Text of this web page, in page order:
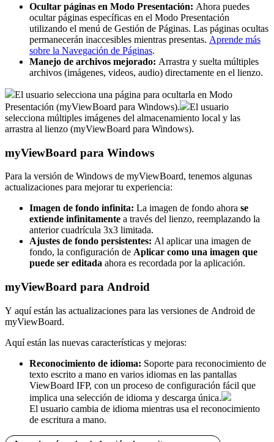
Ocultar páginas en Modo Presentación: Ahora puedes
ocultar páginas específicas en el Modo Presentación
utilizando el menú de Gestión de Páginas. Las páginas ocultas
permanecerán inaccesibles mientras presentas. Aprende más
sobre la Navegación de Páginas.
Manejo de archivos mejorado: Arrastra y suelta múltiples
archivos (imágenes, videos, audio) directamente en el lienzo.
El usuario selecciona una página para ocultarla en Modo
Presentación (myViewBoard para Windows).
El usuario
selecciona múltiples imágenes del almacenamiento local y las
arrastra al lienzo (myViewBoard para Windows).
myViewBoard para Windows
Para la versión de Windows de myViewBoard, tenemos algunas
actualizaciones para mejorar tu experiencia:
Imagen de fondo infinita: La imagen de fondo ahora se
extiende infinitamente a través del lienzo, reemplazando la
anterior cuadrícula 3x3 limitada.
Ajustes de fondo persistentes: Al aplicar una imagen de
fondo, la configuración de Aplicar como una imagen que
puede ser editada ahora es recordada por la aplicación.
myViewBoard para Android
Y aquí están las actualizaciones para las versiones de Android de
myViewBoard.
Aquí están las nuevas características y mejoras:
Reconocimiento de idioma: Soporte para reconocimiento de
texto escrito a mano en varios idiomas en las pantallas
ViewBoard IFP, con un proceso de configuración fácil que
implica una selección de idioma y descarga única.
El usuario cambia de idioma mientras usa el reconocimiento
de escritura a mano.